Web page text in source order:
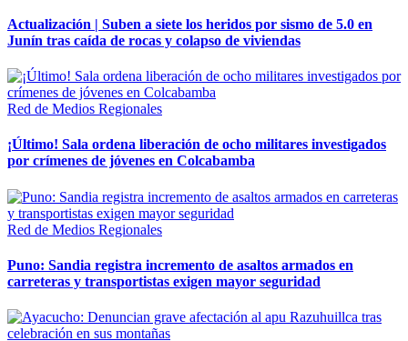
Actualización | Suben a siete los heridos por sismo de 5.0 en
Junín tras caída de rocas y colapso de viviendas
Red de Medios Regionales
¡Último! Sala ordena liberación de ocho militares investigados
por crímenes de jóvenes en Colcabamba
Red de Medios Regionales
Puno: Sandia registra incremento de asaltos armados en
carreteras y transportistas exigen mayor seguridad